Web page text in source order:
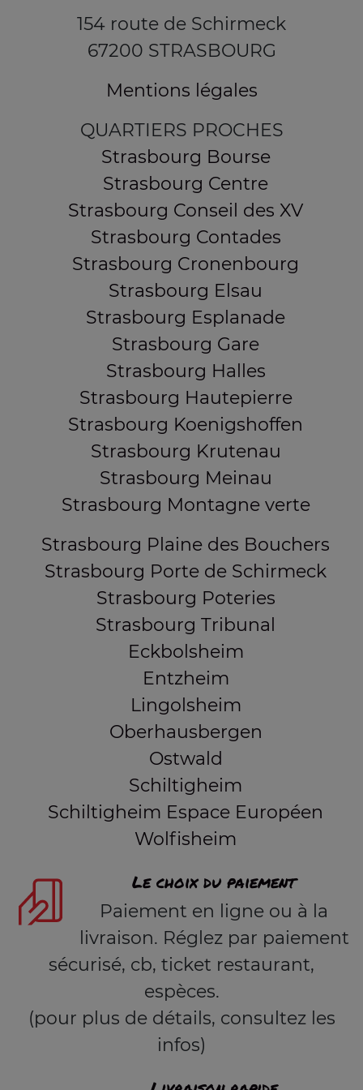
154 route de Schirmeck
67200 STRASBOURG
Mentions légales
QUARTIERS PROCHES
Strasbourg Bourse
Strasbourg Centre
Strasbourg Conseil des XV
Strasbourg Contades
Strasbourg Cronenbourg
Strasbourg Elsau
Strasbourg Esplanade
Strasbourg Gare
Strasbourg Halles
Strasbourg Hautepierre
Strasbourg Koenigshoffen
Strasbourg Krutenau
Strasbourg Meinau
Strasbourg Montagne verte
Strasbourg Plaine des Bouchers
Strasbourg Porte de Schirmeck
Strasbourg Poteries
Strasbourg Tribunal
Eckbolsheim
Entzheim
Lingolsheim
Oberhausbergen
Ostwald
Schiltigheim
Schiltigheim Espace Européen
Wolfisheim
Le choix du paiement
Paiement en ligne ou à la
livraison. Réglez par paiement
sécurisé, cb, ticket restaurant,
espèces.
(pour plus de détails, consultez les
infos)